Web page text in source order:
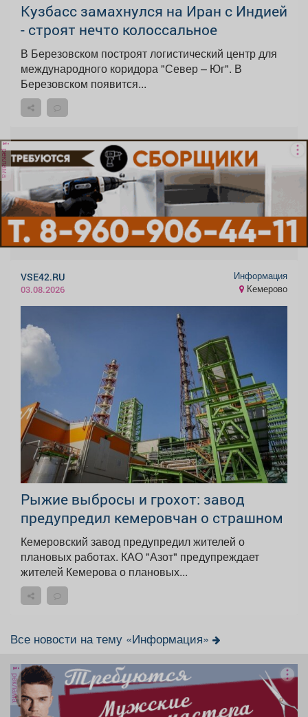
Кузбасс замахнулся на Иран с Индией
- строят нечто колоссальное
В Березовском построят логистический центр для
международного коридора "Север – Юг". В
Березовском появится...
реклама
VSE42.RU
03.08.2026
Информация
Кемерово
Рыжие выбросы и грохот: завод
предупредил кемеровчан о страшном
Кемеровский завод предупредил жителей о
плановых работах. КАО "Азот" предупреждает
жителей Кемерова о плановых...
Все новости на тему «Информация»
реклама